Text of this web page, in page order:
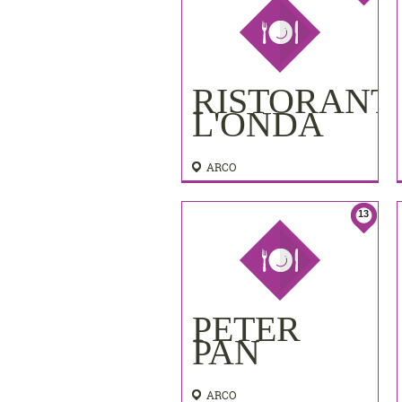
L'ONDA
ARCO
13
PETER
PAN
ARCO